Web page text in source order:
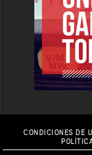
CONDICIONES DE